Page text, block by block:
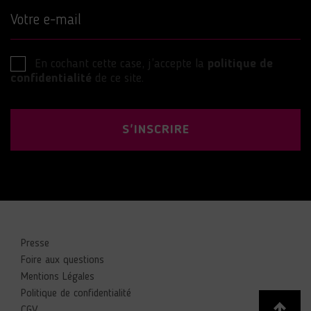
Votre e-mail
En cochant cette case, j’accepte la politique de
confidentialité de ce site.
S'INSCRIRE
Presse
Foire aux questions
Mentions Légales
Politique de confidentialité